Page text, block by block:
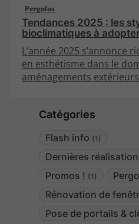
Catégories
Flash info (1)
Dernières
Promos ! (1)
Rénovation de
Pose de portails &
Pergolas
Tendances 2025 : les
bioclimatiques à
L’année 2025 s’annonce
en esthétisme dans le
aménagements
d’évoluer pour répondre
intelligentes permettent
extérieur toute l’année.